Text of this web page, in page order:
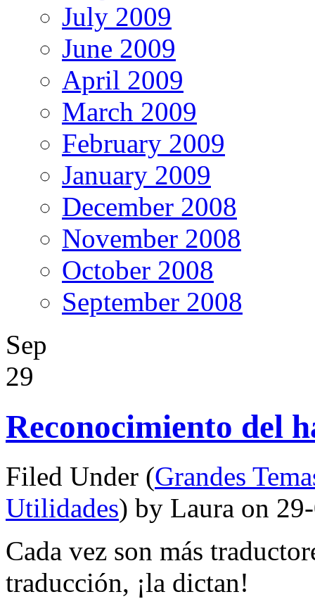
July 2009
June 2009
April 2009
March 2009
February 2009
January 2009
December 2008
November 2008
October 2008
September 2008
Sep
29
Reconocimiento del
Filed Under (Grandes
Utilidades) by Laura on
Cada vez son más
traducción, ¡la dictan!